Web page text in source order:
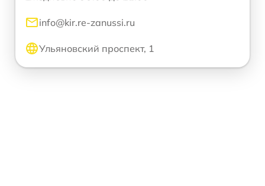
info@kir.re-zanussi.ru
Ульяновский проспект, 1